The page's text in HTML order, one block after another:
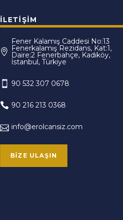
İLETIŞIM
Fener Kalamış Caddesi No:13
Fenerkalamış Rezidans, Kat:1,
Daire:2 Fenerbahçe, Kadıköy,
İstanbul, Türkiye
90 532 307 0678
90 216 213 0368
info@erolcansiz.com
BIZE ULAŞIN